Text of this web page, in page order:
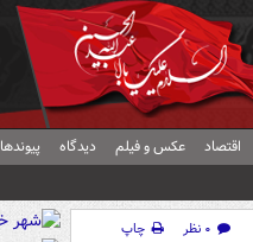
اقتصاد عکس و فیلم دیدگاه پیوندها
۰ نظر
چاپ